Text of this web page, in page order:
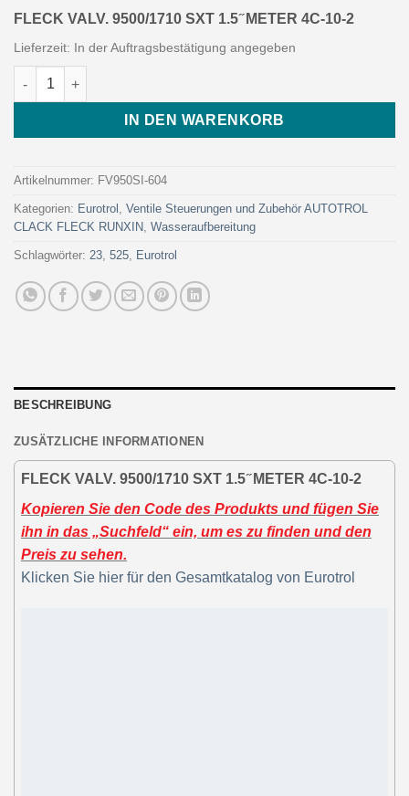
FLECK VALV. 9500/1710 SXT 1.5 ̋ METER 4C-10-2
Lieferzeit: In der Auftragsbestätigung angegeben
FLECK VALV. 9500/1710 SXT 1.5 ̋ METER 4C-10-2 (Art.
IN DEN WARENKORB
Artikelnummer: FV950SI-604
Kategorien: Eurotrol , Ventile Steuerungen und Zubehör AUTOTROL
CLACK FLECK RUNXIN, Wasseraufbereitung
Schlagwörter: 23, 525, Eurotrol
BESCHREIBUNG
ZUSÄTZLICHE INFORMATIONEN
FLECK VALV. 9500/1710 SXT 1.5 ̋ METER 4C-10-2
Kopieren Sie den Code des Produkts und fügen Sie
ihn in das „Suchfeld“ ein, um es zu finden und den
Preis zu sehen.
Klicken Sie hier für den Gesamtkatalog von Eurotrol